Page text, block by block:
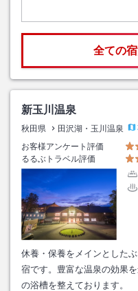
全ての
新玉川温泉
秋田県 田沢湖・玉川温泉
お客様アンケート評価
るるぶトラベル評価
休養・保養をメインとした
宿です。豊富な温泉の効果
の浴槽を整えております。